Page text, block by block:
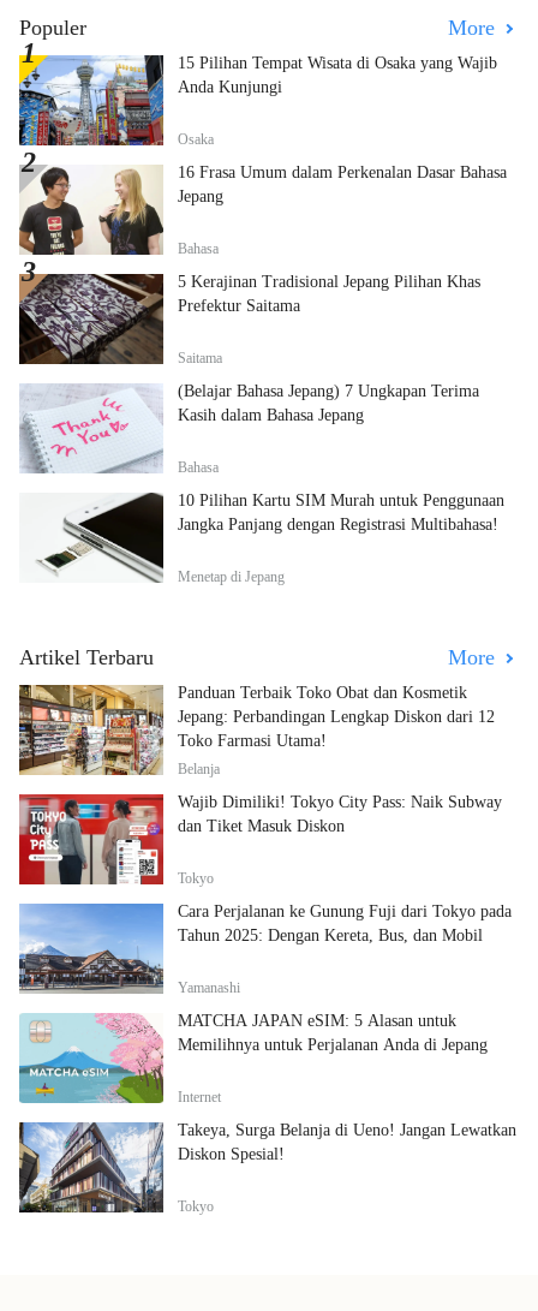
Populer More
15 Pilihan Tempat Wisata di Osaka yang Wajib
Anda Kunjungi
Osaka
16 Frasa Umum dalam Perkenalan Dasar Bahasa
Jepang
Bahasa
5 Kerajinan Tradisional Jepang Pilihan Khas
Prefektur Saitama
Saitama
(Belajar Bahasa Jepang) 7 Ungkapan Terima
Kasih dalam Bahasa Jepang
Bahasa
10 Pilihan Kartu SIM Murah untuk Penggunaan
Jangka Panjang dengan Registrasi Multibahasa!
Menetap di Jepang
Artikel Terbaru More
Panduan Terbaik Toko Obat dan Kosmetik
Jepang: Perbandingan Lengkap Diskon dari 12
Toko Farmasi Utama!
Belanja
Wajib Dimiliki! Tokyo City Pass: Naik Subway
dan Tiket Masuk Diskon
Tokyo
Cara Perjalanan ke Gunung Fuji dari Tokyo pada
Tahun 2025: Dengan Kereta, Bus, dan Mobil
Yamanashi
MATCHA JAPAN eSIM: 5 Alasan untuk
Memilihnya untuk Perjalanan Anda di Jepang
Internet
Takeya, Surga Belanja di Ueno! Jangan Lewatkan
Diskon Spesial!
Tokyo